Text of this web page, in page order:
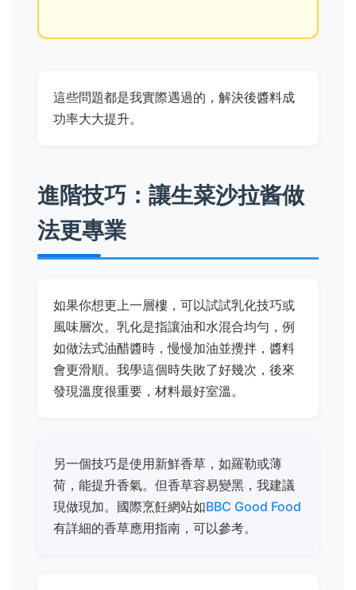
這些問題都是我實際遇過的，解決後醬料成
功率大大提升。
進階技巧：讓生菜沙拉酱做
法更專業
如果你想更上一層樓，可以試試乳化技巧或
風味層次。乳化是指讓油和水混合均勻，例
如做法式油醋醬時，慢慢加油並攪拌，醬料
會更滑順。我學這個時失敗了好幾次，後來
發現溫度很重要，材料最好室溫。
另一個技巧是使用新鮮香草，如羅勒或薄
荷，能提升香氣。但香草容易變黑，我建議
現做現加。國際烹飪網站如BBC Good Food
有詳細的香草應用指南，可以參考。